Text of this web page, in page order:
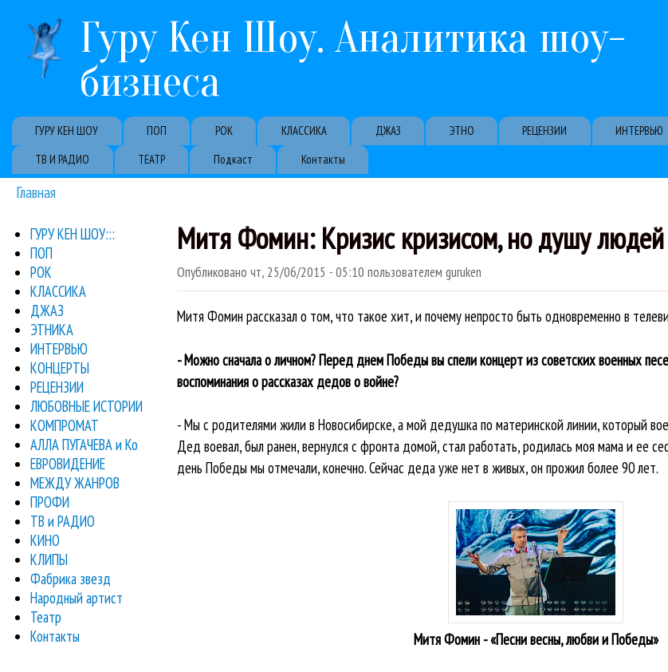
Гуру Кен Шоу. Аналитика шоу-
бизнеса
Primary links
ГУРУ КЕН ШОУ ПОП РОК КЛАССИКА ДЖАЗ ЭТНО РЕЦЕНЗИИ ИНТЕРВЬЮ
ТВ И РАДИО
ТЕАТР Подкаст Контакты
Вы здесь
Главная
Митя Фомин: Кризис кризисом, но душу
Опубликовано чт, 25/06/2015 - 05:10 пользователем guruken
Митя Фомин рассказал о том, что такое хит, и почему непросто быть одновременно в
- Можно сначала о личном? Перед днем Победы вы спели концерт из советских военных
воспоминания о рассказах дедов о войне?
- Мы с родителями жили в Новосибирске, а мой дедушка по материнской линии, который
Дед воевал, был ранен, вернулся с фронта домой, стал работать, родилась моя мама и ее
день Победы мы отмечали, конечно. Сейчас деда уже нет в живых, он прожил более 90 лет.
Митя Фомин - «Песни весны, любви и Победы»
ГУРУ КЕН ШОУ:::
ПОП
РОК
КЛАССИКА
ДЖАЗ
ЭТНИКА
ИНТЕРВЬЮ
КОНЦЕРТЫ
РЕЦЕНЗИИ
ЛЮБОВНЫЕ ИСТОРИИ
КОМПРОМАТ
АЛЛА ПУГАЧЕВА и Ко
ЕВРОВИДЕНИЕ
МЕЖДУ ЖАНРОВ
ПРОФИ
ТВ и РАДИО
КИНО
КЛИПЫ
Фабрика звезд
Народный артист
Театр
Контакты